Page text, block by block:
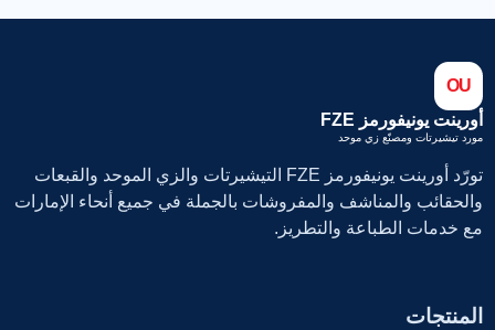
OU
أورينت يونيفورمز FZE
مورد تيشيرتات ومصنّع زي موحد
تورّد أورينت يونيفورمز FZE التيشيرتات والزي الموحد والقبعات
والحقائب والمناشف والمفروشات بالجملة في جميع أنحاء الإمارات
مع خدمات الطباعة والتطريز.
المنتجات